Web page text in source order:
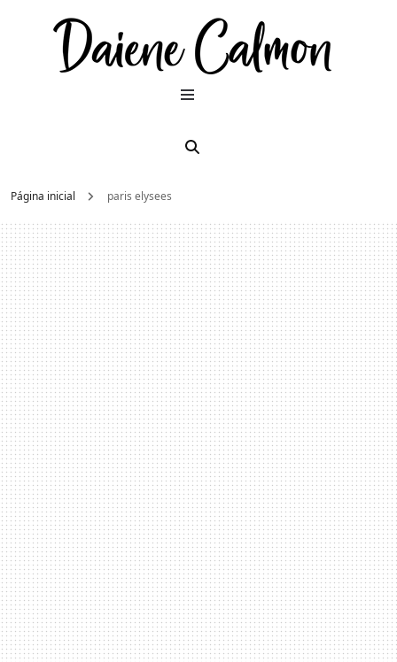
Página inicial paris elysees